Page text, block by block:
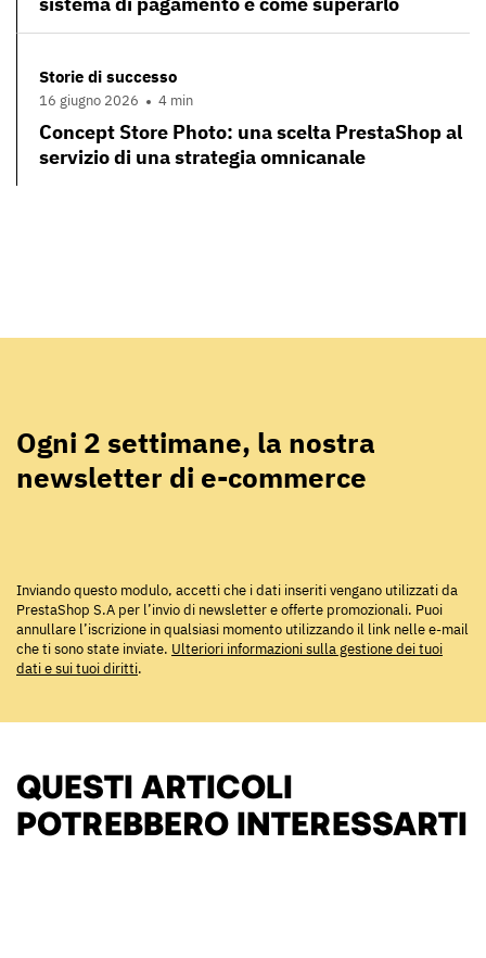
Storie di successo
16 giugno 2026 4 min
Concept Store Photo: una scelta PrestaShop al
servizio di una strategia omnicanale
Ogni 2 settimane, la nostra
newsletter di e-commerce
Inviando questo modulo, accetti che i dati inseriti vengano utilizzati da
PrestaShop S.A per l’invio di newsletter e offerte promozionali. Puoi
annullare l’iscrizione in qualsiasi momento utilizzando il link nelle e-mail
che ti sono state inviate. Ulteriori informazioni sulla gestione dei tuoi
dati e sui tuoi diritti.
QUESTI ARTICOLI
POTREBBERO INTERESSARTI